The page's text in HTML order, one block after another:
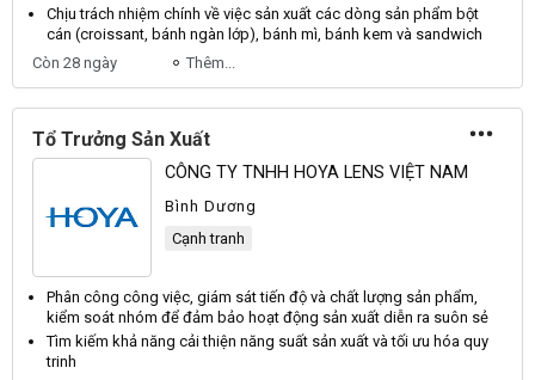
Chịu trách nhiệm chính về việc sản xuất các dòng sản phẩm bột
cán (croissant, bánh ngàn lớp), bánh mì, bánh kem và sandwich
Còn 28 ngày
Thêm...
Tổ Trưởng Sản Xuất
CÔNG TY TNHH HOYA LENS VIỆT NAM
Bình Dương
Cạnh tranh
Phân công công việc, giám sát tiến độ và chất lượng sản phẩm,
kiểm soát nhóm để đảm bảo hoạt động sản xuất diễn ra suôn sẻ
Tìm kiếm khả năng cải thiện năng suất sản xuất và tối ưu hóa quy
trinh